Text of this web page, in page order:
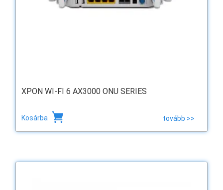
XPON WI-FI 6 AX3000 ONU SERIES
Kosárba tovább >>